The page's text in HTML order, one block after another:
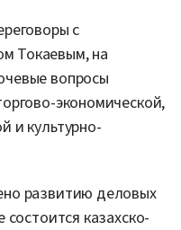
с
Токаевым, на
вопросы
экономической,
и культурно-
развитию деловых
казахско-